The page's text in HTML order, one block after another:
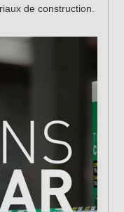
de construction.